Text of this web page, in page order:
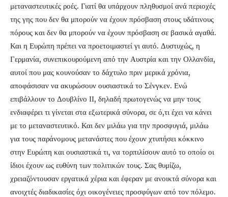
μεταναστευτικές ροές. Γιατί θα υπάρχουν πληθυσμοί ανά περιοχές
της γης που δεν θα μπορούν να έχουν πρόσβαση στους υδάτινους
πόρους και δεν θα μπορούν να έχουν πρόσβαση σε βασικά αγαθά.
Και η Ευρώπη πρέπει να προετοιμαστεί γι αυτό. Δυστυχώς, η
Γερμανία, συνεπικουρούμενη από την Αυστρία και την Ολλανδία,
αυτοί που μας κουνούσαν το δάχτυλο πριν μερικά χρόνια,
αποφάσισαν να ακυρώσουν ουσιαστικά το Σένγκεν. Ενώ
επιβάλλουν το Δουβλίνο ΙΙ, δηλαδή πρωτογενώς να μην τους
ενδιαφέρει τι γίνεται στα εξωτερικά σύνορα, σε ό,τι έχει να κάνει
με το μεταναστευτικό. Και δεν μιλάω για την προσφυγιά, μιλάω
για τους παράνομους μετανάστες που έχουν χτυπήσει κόκκινο
στην Ευρώπη και ουσιαστικά τι, να τορπιλίσουν αυτό το οποίο οι
ίδιοι έχουν ως ευθύνη των πολιτικών τους. Σας θυμίζω,
χρειαζόντουσαν εργατικά χέρια και έφεραν με ανοικτά σύνορα και
ανοιχτές διαδικασίες όχι οικογένειες προσφύγων από τον πόλεμο.